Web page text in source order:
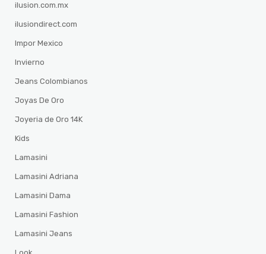
ilusion.com.mx
ilusiondirect.com
Impor Mexico
Invierno
Jeans Colombianos
Joyas De Oro
Joyeria de Oro 14K
Kids
Lamasini
Lamasini Adriana
Lamasini Dama
Lamasini Fashion
Lamasini Jeans